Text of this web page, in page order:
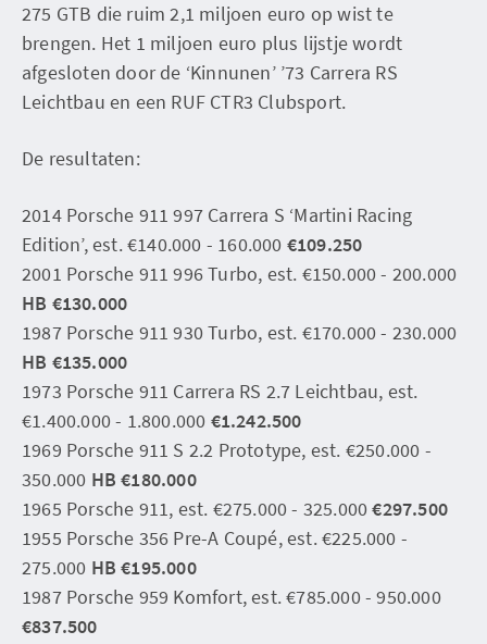
275 GTB die ruim 2,1 miljoen euro op wist te
brengen. Het 1 miljoen euro plus lijstje wordt
afgesloten door de ‘Kinnunen’ ’73 Carrera RS
Leichtbau en een RUF CTR3 Clubsport.
De resultaten:
2014 Porsche 911 997 Carrera S ‘Martini Racing
Edition’, est. €140.000 - 160.000 €109.250
2001 Porsche 911 996 Turbo, est. €150.000 - 200.000
HB €130.000
1987 Porsche 911 930 Turbo, est. €170.000 - 230.000
HB €135.000
1973 Porsche 911 Carrera RS 2.7 Leichtbau, est.
€1.400.000 - 1.800.000 €1.242.500
1969 Porsche 911 S 2.2 Prototype, est. €250.000 -
350.000 HB €180.000
1965 Porsche 911, est. €275.000 - 325.000€297.500
1955 Porsche 356 Pre-A Coupé, est. €225.000 -
275.000 HB €195.000
1987 Porsche 959 Komfort, est. €785.000 - 950.000
€837.500